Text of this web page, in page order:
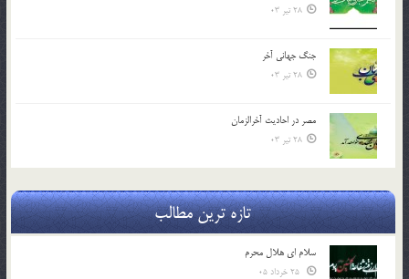
28 تیر 03
جنگ جهاني آخر
28 تیر 03
مصر در احادیث آخرالزمان
28 تیر 03
تازه ترین مطالب
سلام ای هلال محرم